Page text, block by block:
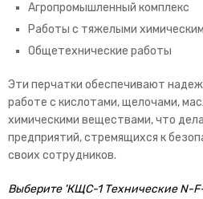
Агропромышленный комплекс
Работы с тяжелыми
Общетехнические работы
Эти перчатки обеспечивают
работе с кислотами, щелочами,
химическими веществами, что
предприятий, стремящихся к
своих сотрудников.
Выберите 'КЩС-1 Технические N-